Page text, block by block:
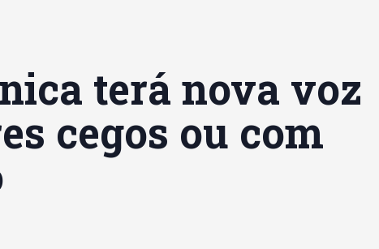
terá nova voz
cegos ou com